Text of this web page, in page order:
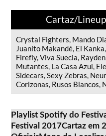
Cartaz/
Crystal Fighters, Mando
Juanito Makandé, El
Firefly, Viva Suecia,
Mutantes, La Casa Azul,
Sidecars, Sexy Zebras,
Corizonas, Rusos Blancos,
Playlist Spotify do
Festival 2017Cartaz em